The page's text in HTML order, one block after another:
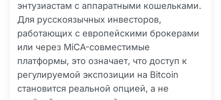
энтузиастам с аппаратными кошельками.
Для русскоязычных инвесторов,
работающих с европейскими брокерами
или через MiCA-совместимые
платформы, это означает, что доступ к
регулируемой экспозиции на Bitcoin
становится реальной опцией, а не